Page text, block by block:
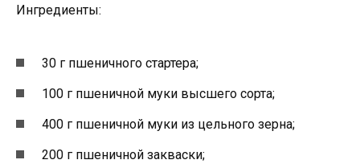
Ингредиенты:
30 г пшеничного стартера;
100 г пшеничной муки высшего сорта;
400 г пшеничной муки из цельного зерна;
200 г пшеничной закваски;